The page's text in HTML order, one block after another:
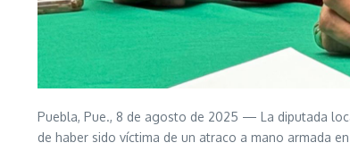
Puebla, Pue., 8 de agosto de 2025 — La diputada
de haber sido víctima de un atraco a mano armada